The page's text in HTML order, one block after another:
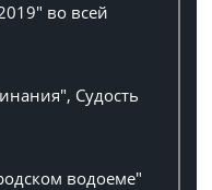
во всей
Судость
водоеме"